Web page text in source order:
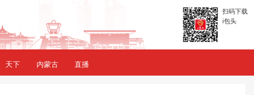
扫码下载
i包头
天下 内蒙古 直播